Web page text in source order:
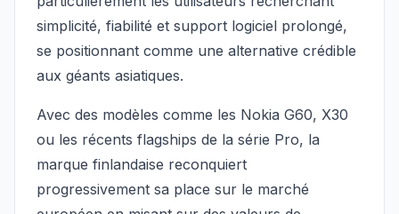
simplicité, fiabilité et support logiciel prolongé,
se positionnant comme une alternative crédible
aux géants asiatiques.
Avec des modèles comme les Nokia G60, X30
ou les récents flagships de la série Pro, la
marque finlandaise reconquiert
progressivement sa place sur le marché